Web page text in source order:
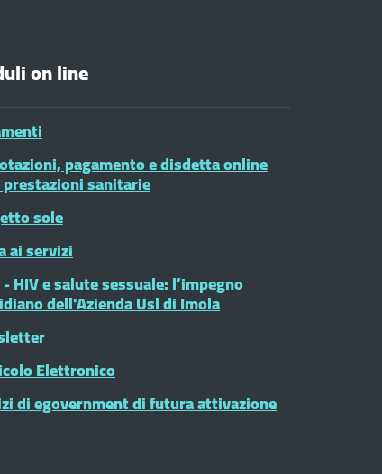
on line
pagamento e disdetta online
sanitarie
sole
ai servizi
HIV e salute sessuale: l’impegno
dell'Azienda Usl di Imola
Elettronico
di egovernment di futura attivazione